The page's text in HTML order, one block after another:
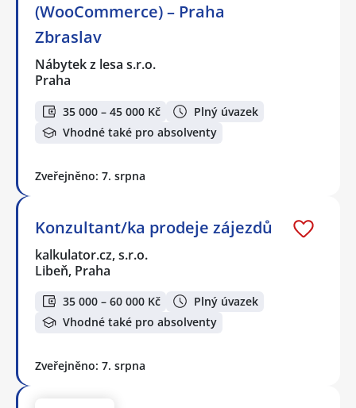
(WooCommerce) – Praha
Zbraslav
Nábytek z lesa s.r.o.
Praha
35 000 – 45 000 Kč
Plný úvazek
Vhodné také pro absolventy
Zveřejněno: 7. srpna
Konzultant/ka prodeje zájezdů
kalkulator.cz, s.r.o.
Libeň, Praha
35 000 – 60 000 Kč
Plný úvazek
Vhodné také pro absolventy
Zveřejněno: 7. srpna